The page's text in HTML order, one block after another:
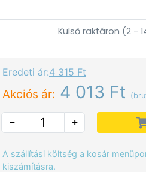
Külső raktáron (2 -
Eredeti ár:4 315 Ft
Akciós ár: 4 013 Ft
A szállítási költség a kosár
kiszámításra.